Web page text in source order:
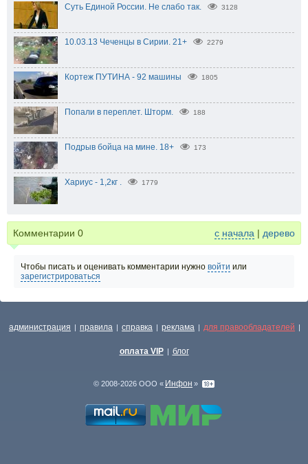
Суть Единой России. Не слабо так. 3128
10.03.13 Чеченцы в Сирии. 21+ 2279
Кортеж ПУТИНА - 92 машины 1805
Попали в переплет. Шторм. 188
Подрыв бойца на мине. 18+ 173
Хариус - 1,2кг . 1779
Комментарии 0 с начала | дерево
Чтобы писать и оценивать комментарии нужно войти или
зарегистрироваться
администрация | правила | справка | реклама | для правообладателей |
оплата VIP | блог
© 2008-2026 ООО « Инфон »